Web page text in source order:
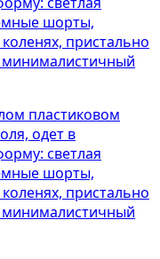
пластиковом
одет в
светлая
шорты,
пристально
минималистичный